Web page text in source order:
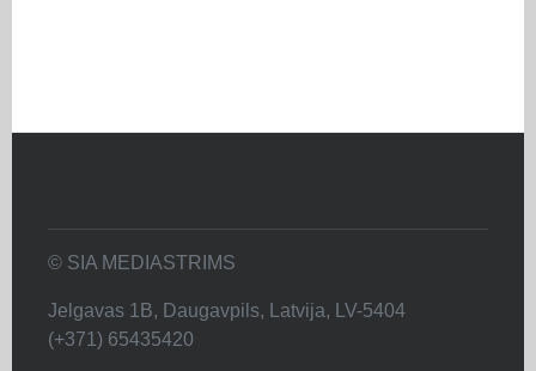
© SIA MEDIASTRIMS
Jelgavas 1B, Daugavpils, Latvija, LV-5404
(+371) 65435420